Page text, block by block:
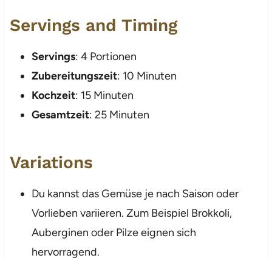
Servings and Timing
Servings: 4 Portionen
Zubereitungszeit: 10 Minuten
Kochzeit: 15 Minuten
Gesamtzeit: 25 Minuten
Variations
Du kannst das Gemüse je nach Saison oder
Vorlieben variieren. Zum Beispiel Brokkoli,
Auberginen oder Pilze eignen sich
hervorragend.